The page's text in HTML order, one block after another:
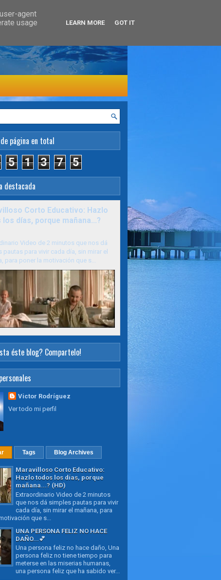
página en total
5 1 3 7 5
destacada
Corto Educativo: Hazlo
días, porque mañana...?
Video de 2 minutos que nos dá
pautas para vivir cada día, sin mirar el
para poner la motivación que s...
éste blog? Compartelo!
Victor Rodríguez
Ver todo mi perfil
Tags Blog Archives
Maravilloso Corto Educativo:
Hazlo todos los días, porque
mañana...? (HD)
Extraordinario Video de 2 minutos
que nos dá simples pautas para vivir
cada día, sin mirar el mañana, para
que s...
UNA PERSONA FELIZ NO HACE
DAÑO...💕
Una persona feliz no hace daño, Una
persona feliz no tiene tiempo para
meterse en las miserias humanas,
una persona feliz que ha sabido ver...
agent
usage
LEARN MORE GOT IT